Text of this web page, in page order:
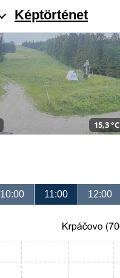
Képtörténet
15,3 °C
10:00 11:00 12:00